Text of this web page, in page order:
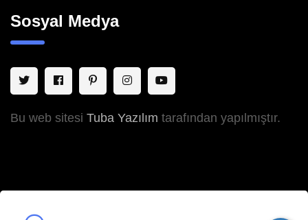
Sosyal Medya
Bu web sitesi Tuba Yazılım tarafından yapılmıştır.